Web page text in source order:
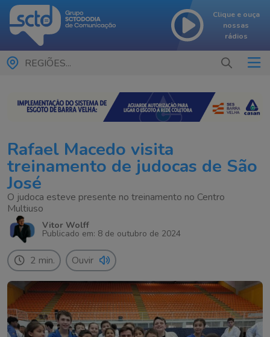
Clique e ouça
nossas
rádios
REGIÕES...
Rafael Macedo visita
treinamento de judocas de São
José
O judoca esteve presente no treinamento no Centro
Multiuso
Vitor Wolff
Publicado em: 8 de outubro de 2024
2 min. Ouvir